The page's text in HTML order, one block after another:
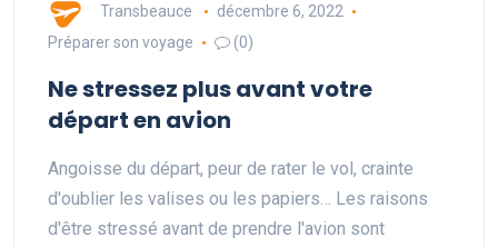
Transbeauce
décembre 6, 2022
Préparer son voyage
(0)
Ne stressez plus avant votre
départ en avion
Angoisse du départ, peur de rater le vol, crainte
d'oublier les valises ou les papiers… Les raisons
d'être stressé avant de prendre l'avion sont